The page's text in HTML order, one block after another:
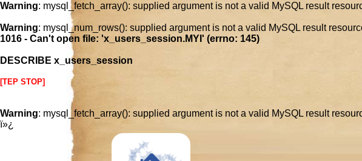
Warning: mysql_fetch_array(): supplied argument is not a valid MySQL result
Warning: mysql_num_rows(): supplied argument is not a valid MySQL result
1016 - Can't open file: 'x_users_session.MYI' (errno: 145)
DESCRIBE x_users_session
[TEP STOP]
Warning: mysql_fetch_array(): supplied argument is not a valid MySQL result
ï»¿